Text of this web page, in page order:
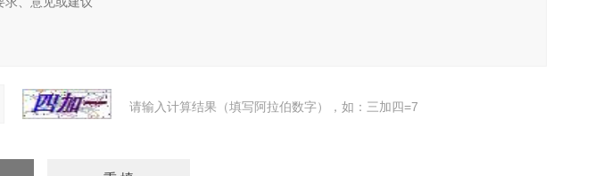
请输入计算结果（填写阿拉伯数字），如：三加四=7